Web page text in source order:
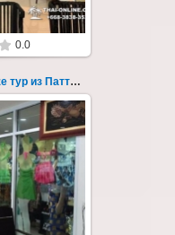
0.0
Ко Самет отель Sea Breeze тур из Паттайи фото 131
из Паттайи, с
на пляже Ао
131